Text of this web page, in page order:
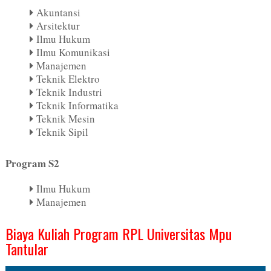
Akuntansi
Arsitektur
Ilmu Hukum
Ilmu Komunikasi
Manajemen
Teknik Elektro
Teknik Industri
Teknik Informatika
Teknik Mesin
Teknik Sipil
Program S2
Ilmu Hukum
Manajemen
Biaya Kuliah Program RPL Universitas Mpu
Tantular